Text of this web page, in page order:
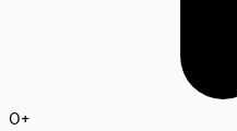
0+